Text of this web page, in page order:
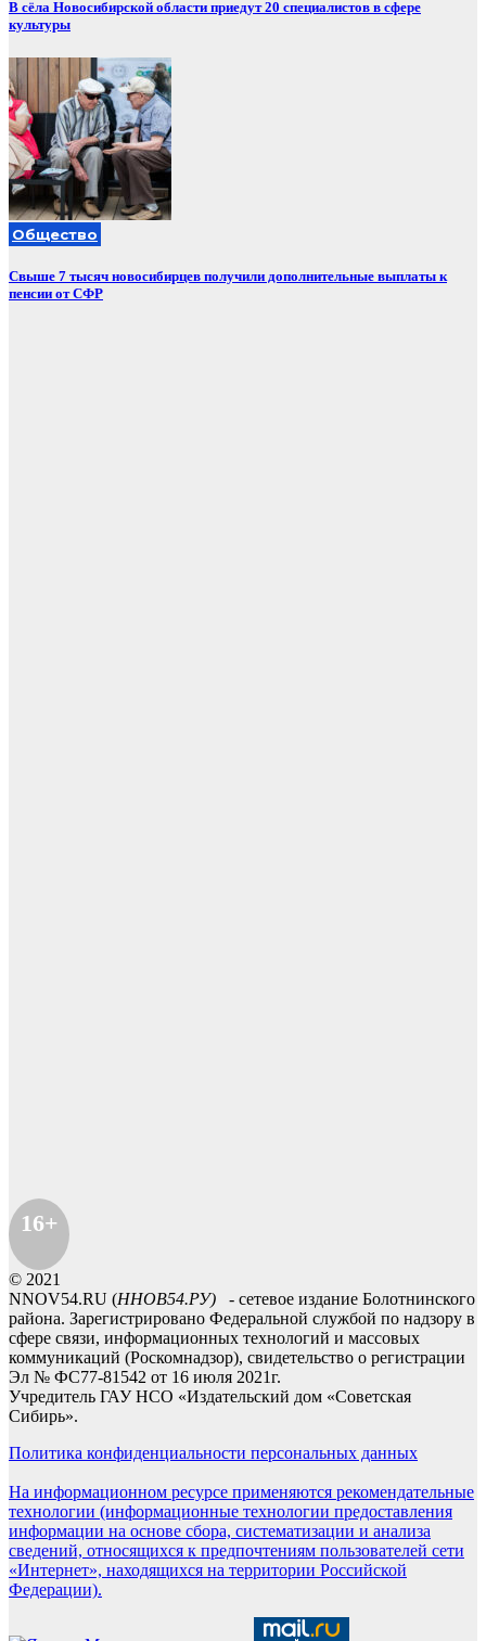
В сёла Новосибирской области приедут 20 специалистов в сфере
культуры
Общество
Свыше 7 тысяч новосибирцев получили дополнительные выплаты к
пенсии от СФР
16+
© 2021
NNOV54.RU (ННОВ54.РУ) - сетевое издание Болотнинского
района. Зарегистрировано Федеральной службой по надзору в
сфере связи, информационных технологий и массовых
коммуникаций (Роскомнадзор), свидетельство о регистрации
Эл № ФС77-81542 от 16 июля 2021г.
Учредитель ГАУ НСО «Издательский дом «Советская
Сибирь».
Политика конфиденциальности персональных данных
На информационном ресурсе применяются рекомендательные
технологии (информационные технологии предоставления
информации на основе сбора, систематизации и анализа
сведений, относящихся к предпочтениям пользователей сети
«Интернет», находящихся на территории Российской
Федерации).